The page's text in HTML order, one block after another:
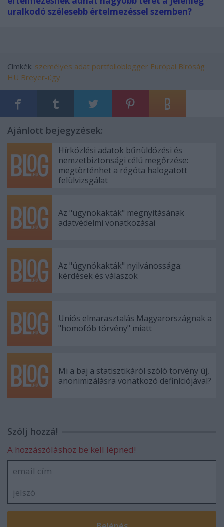
uralkodó szélesebb értelmezéssel szemben?
Címkék: személyes adat portfolioblogger Európai Bíróság
HU Breyer-ügy
Ajánlott bejegyzések:
Hírközlési adatok bűnüldözési és
nemzetbiztonsági célú megőrzése:
megtörténhet a régóta halogatott
felülvizsgálat
Az "ügynökakták" megnyitásának
adatvédelmi vonatkozásai
Az "ügynökakták" nyilvánossága:
kérdések és válaszok
Uniós elmarasztalás Magyarországnak a
"homofób törvény" miatt
Mi a baj a statisztikáról szóló törvény új,
anonimizálásra vonatkozó definíciójával?
Szólj hozzá!
A hozzászóláshoz be kell lépned!